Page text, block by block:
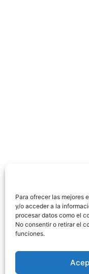
Para ofrecer las mejores
y/o acceder a la
procesar datos como el
No consentir o retirar el
funciones.